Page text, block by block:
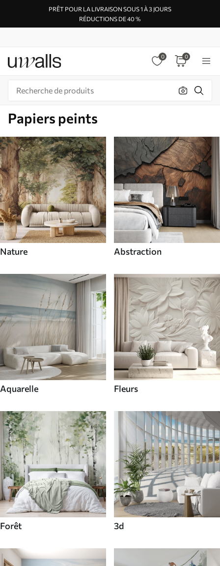
PRÊT POUR LA LIVRAISON SOUS 1 À 3 JOURS
RÉDUCTIONS DE 40 %
0 0
Papiers peints
Nature Abstraction
Aquarelle Fleurs
Forêt 3d